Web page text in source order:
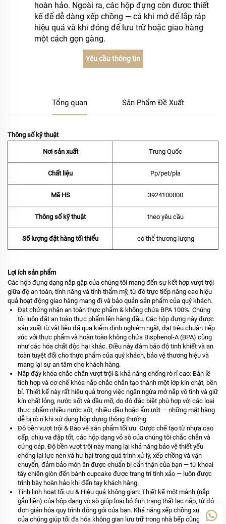
hoàn hảo. Ngoài ra, các hộp đựng còn được thiết
kế để dễ dàng xếp chồng — cả khi mở để lắp ráp
hiệu quả và khi đóng để lưu trữ hoặc giao hàng
một cách gọn gàng.
Yêu cầu thông tin
Tổng quan Sản Phẩm Đề Xuất
Thông số kỹ thuật
Nơi sản xuất Trung Quốc
Chất liệu Pp/pet/pla
Mã HS 3924100000
Thông số kỹ thuật theo yêu cầu
Số lượng đặt hàng tối thiểu có thể thương lượng
Lợi ích sản phẩm
Các hộp đựng dạng nắp gập của chúng tôi mang đến sự kết hợp vượt trội
giữa độ an toàn, tính năng và tính thẩm mỹ, từ đó trực tiếp nâng cao hiệu
quả hoạt động giao hàng mang đi và bảo quản sản phẩm của quý khách.
Đạt chứng nhận an toàn thực phẩm & không chứa BPA 100%: Chúng
tôi luôn đặt an toàn thực phẩm lên hàng đầu. Các hộp đựng này được
sản xuất từ vật liệu đã qua kiểm định nghiêm ngặt, đạt tiêu chuẩn tiếp
xúc với thực phẩm và hoàn toàn không chứa Bisphenol-A (BPA) cũng
như các hóa chất độc hại khác. Điều này đảm bảo độ tinh khiết và an
toàn tuyệt đối cho thực phẩm của quý khách, bảo vệ thương hiệu và
mang lại sự an tâm cho khách hàng.
Nắp đậy khóa chắc chắn vượt trội & khả năng chống rò rỉ cao: Bản lề
tích hợp và cơ chế khóa nắp chắc chắn tạo thành một lớp kín chặt, bền
bỉ. Thiết kế này rất hiệu quả trong việc ngăn ngừa mở nắp vô tình và giữ
kín chất lỏng, nước sốt và dầu mỡ, do đó đặc biệt phù hợp với các loại
thực phẩm nhiều nước sốt, nhiều dầu hoặc ẩm ướt — những mặt hàng
dễ bị rò rỉ khi sử dụng hộp đựng thông thường.
Độ bền vượt trội & Bảo vệ sản phẩm tối ưu: Được chế tạo từ nhựa cao
cấp, chịu va đập tốt, các hộp dạng vỏ sò của chúng tôi chắc chắn và
cứng cáp. Độ bền vượt trội này mang lại khả năng bảo vệ thiết yếu
chống lại lực nén và hư hại trong quá trình xử lý, xếp chồng và vận
chuyển, đảm bảo món ăn được chuẩn bị cẩn thận của bạn — từ khoai
tây chiên giòn đến bánh cupcake được trang trí tinh xảo — luôn được
trình bày hoàn hảo khi đến tay khách hàng.
Tính linh hoạt tối ưu & Hiệu quả không gian: Thiết kế một mảnh (nắp
gắn liền) của hộp dạng vỏ sò giúp loại bỏ tình trạng thất lạc nắp, từ đó
đơn giản hóa quy trình đóng gói của bạn. Khả năng xếp chồng xuất sắc
của chúng giúp tối đa hóa không gian lưu trữ trong nhà bếp cũng như